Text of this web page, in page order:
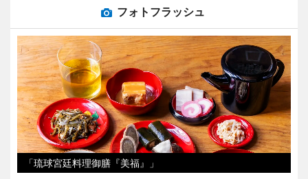
フォトフラッシュ
「琉球宮廷料理御膳『美福』」